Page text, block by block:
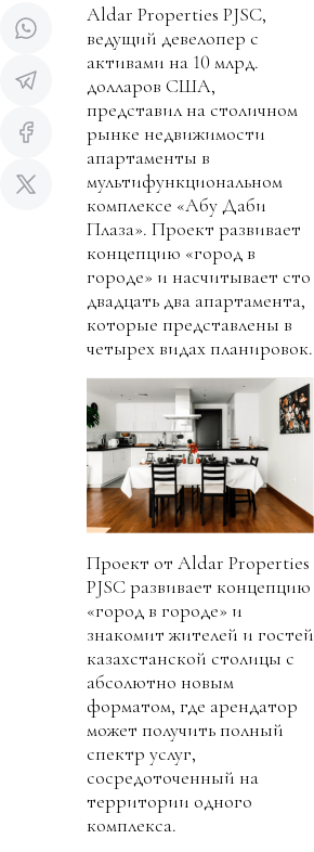
Aldar Properties PJSC,
ведущий девелопер с
активами на 10 млрд.
долларов США,
представил на столичном
рынке недвижимости
апартаменты в
мультифункциональном
комплексе «Абу Даби
Плаза». Проект развивает
концепцию «город в
городе» и насчитывает сто
двадцать два апартамента,
которые представлены в
четырех видах планировок.
Проект от Aldar Properties
PJSC развивает концепцию
«город в городе» и
знакомит жителей и гостей
казахстанской столицы с
абсолютно новым
форматом, где арендатор
может получить полный
спектр услуг,
сосредоточенный на
территории одного
комплекса.